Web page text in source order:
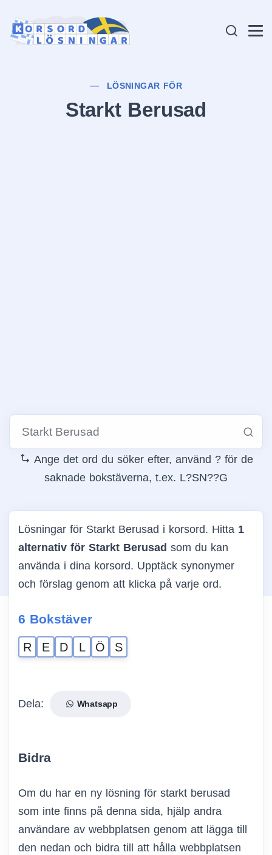
LÖSNINGAR FÖR
Starkt Berusad
Ange det ord du söker efter, använd ? för de
saknade bokstäverna, t.ex. L?SN??G
Lösningar för Starkt Berusad i korsord. Hitta 1
alternativ för Starkt Berusad som du kan
använda i dina korsord. Upptäck synonymer
och förslag genom att klicka på varje ord.
6 Bokstäver
R E D L Ö S
Dela: Whatsapp
Bidra
Om du har en ny lösning för starkt berusad
som inte finns på denna sida, hjälp andra
användare av webbplatsen genom att lägga till
den nedan och bidra till att hålla webbplatsen